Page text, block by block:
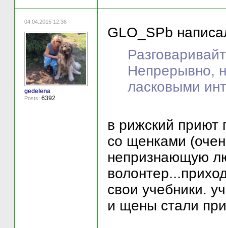
04.04.2015 12:36
gedelena
Posts: 6392
GLO_SPb
Непрерывно,
ласковыми
в рижский приют
со щенками
непризнающую
свои учебники.
и щены стали